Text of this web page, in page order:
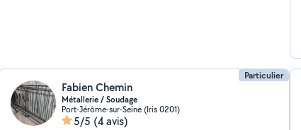
Particulier
Fabien Chemin
Métallerie / Soudage
Port-Jérôme-sur-Seine (Iris 0201)
5/5 (4 avis)